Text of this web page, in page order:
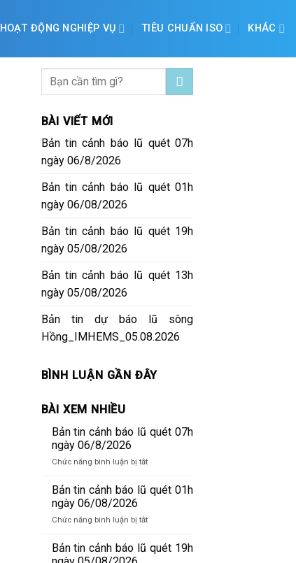
HOẠT ĐỘNG NGHIỆP VỤ TIÊU CHUẨN ISO KHÁC
BÀI VIẾT MỚI
Bản tin cảnh báo lũ quét 07h
ngày 06/8/2026
Bản tin cảnh báo lũ quét 01h
ngày 06/08/2026
Bản tin cảnh báo lũ quét 19h
ngày 05/08/2026
Bản tin cảnh báo lũ quét 13h
ngày 05/08/2026
Bản tin dự báo lũ sông
Hồng_IMHEMS_05.08.2026
BÌNH LUẬN GẦN ĐÂY
BÀI XEM NHIỀU
Bản tin cảnh báo lũ quét 07h
ngày 06/8/2026
Chức năng bình luận bị tắtở
tin
cảnh
lũ
07h
Bản tin cảnh báo lũ quét 01h
ngày 06/08/2026
Chức năng bình luận bị tắtở
tin
cảnh
Bản tin cảnh báo lũ quét 19h